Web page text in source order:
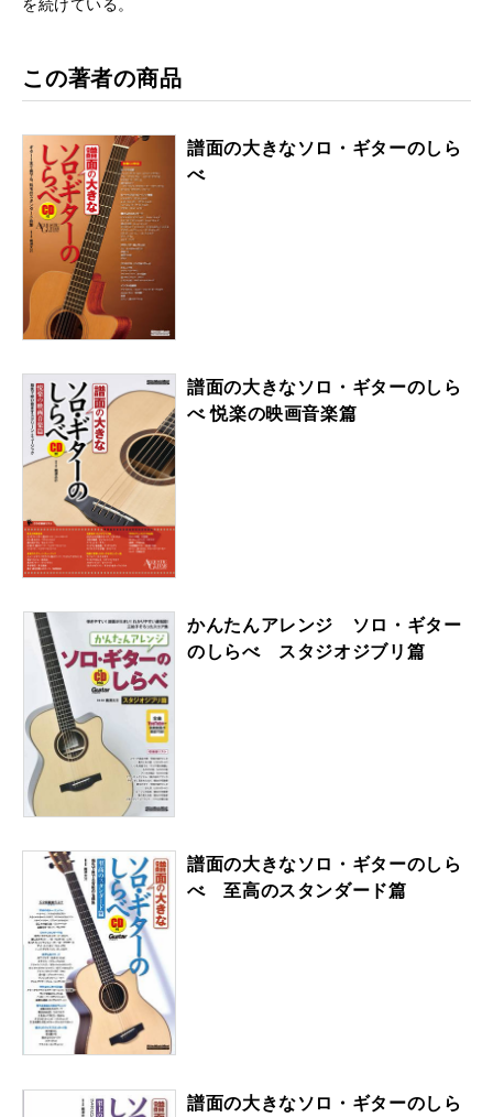
を続けている。
この著者の商品
譜面の大きなソロ・ギターのしら
べ
譜面の大きなソロ・ギターのしら
べ 悦楽の映画音楽篇
かんたんアレンジ ソロ・ギター
のしらべ スタジオジブリ篇
譜面の大きなソロ・ギターのしら
べ 至高のスタンダード篇
譜面の大きなソロ・ギターのしら